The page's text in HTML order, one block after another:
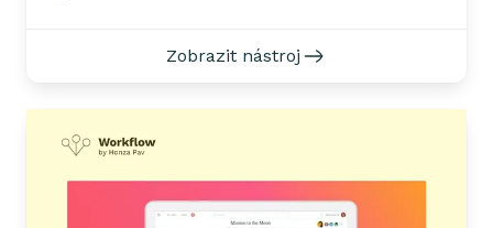
Zobrazit nástroj